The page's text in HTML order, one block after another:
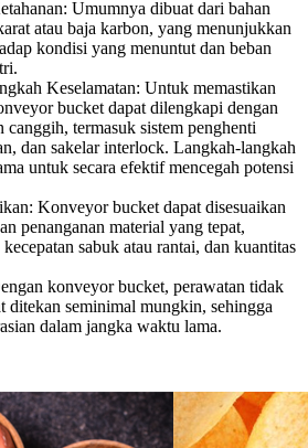
Umumnya dibuat dari bahan
atau baja karbon, yang menunjukkan
kondisi yang menuntut dan beban
Keselamatan: Untuk memastikan
bucket dapat dilengkapi dengan
canggih, termasuk sistem penghenti
dan sakelar interlock. Langkah-langkah
untuk secara efektif mencegah potensi
Konveyor bucket dapat disesuaikan
penanganan material yang tepat,
sabuk atau rantai, dan kuantitas
konveyor bucket, perawatan tidak
ditekan seminimal mungkin, sehingga
dalam jangka waktu lama.